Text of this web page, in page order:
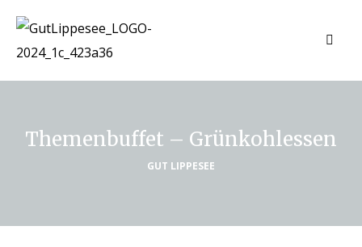
Themenbuffet – Grünkohlessen
GUT LIPPESEE